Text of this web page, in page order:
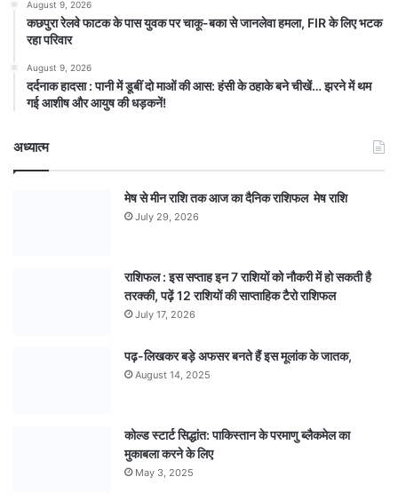
August 9, 2026
कछपुरा रेलवे फाटक के पास युवक पर चाकू-बका से जानलेवा हमला, FIR के लिए भटक
रहा परिवार
August 9, 2026
दर्दनाक हादसा : पानी में डूबीं दो माओं की आस: हंसी के ठहाके बने चीखें… झरने में थम
गई आशीष और आयुष की धड़कनें!
अध्यात्म
मेष से मीन राशि तक आज का दैनिक राशिफल मेष राशि
July 29, 2026
राशिफल : इस सप्ताह इन 7 राशियों को नौकरी में हो सकती है
तरक्की, पढ़ें 12 राशियों की साप्ताहिक टैरो राशिफल
July 17, 2026
पढ़-लिखकर बड़े अफसर बनते हैं इस मूलांक के जातक,
August 14, 2025
कोल्ड स्टार्ट सिद्धांत: पाकिस्तान के परमाणु ब्लैकमेल का
मुकाबला करने के लिए
May 3, 2025